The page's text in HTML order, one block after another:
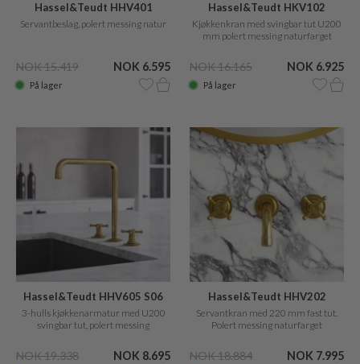
Hassel&Teudt HHV401
Servantbeslag, polert messing natur
NOK 15.419 NOK 6.595
På lager
Hassel&Teudt HKV102
Kjøkkenkran med svingbar tut U200
mm polert messing naturfarget
NOK 16.165 NOK 6.925
På lager
Hassel&Teudt HHV605 S06
3-hulls kjøkkenarmatur med U200
svingbar tut, polert messing
NOK 19.338 NOK 8.695
Hassel&Teudt HHV202
Servantkran med 220 mm fast tut.
Polert messing naturfarget
NOK 18.884 NOK 7.995